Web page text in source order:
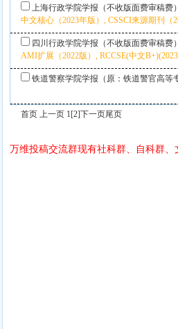
上海行政学院学报（不收版面费审稿
中文核心（2023年版）, CSSCI来源期刊（
四川行政学院学报（不收版面费审稿
AMI扩展（2022版）, RCCSE(中文
铁道警察学院学报（原：铁道警官高
首页 上一页 1[2]下一页尾页
万维投稿交流群现有社科群、自科群